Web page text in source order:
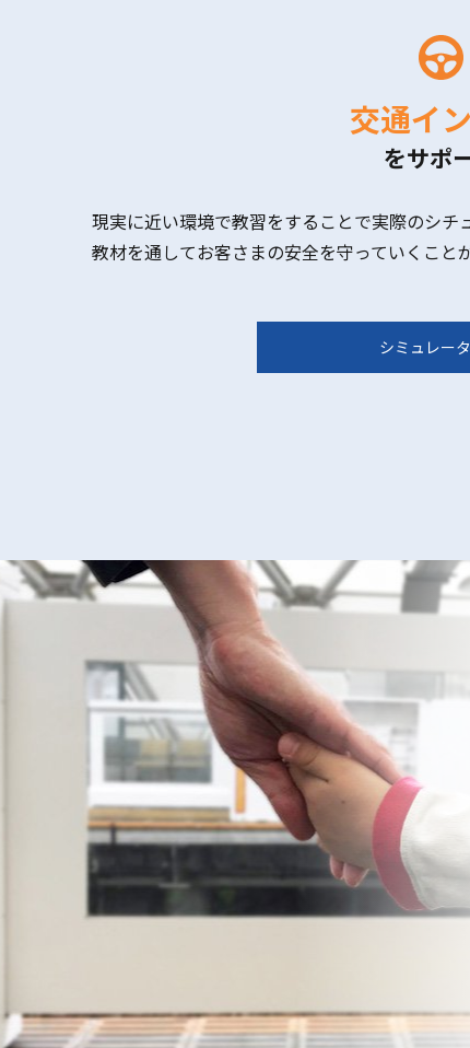
交通イ
をサポ
現実に近い環境で教習をすることで実際のシチ
教材を通してお客さまの安全を守っていくこと
シミュレー